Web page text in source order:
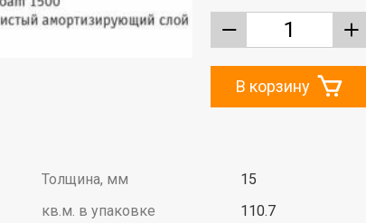
В корзину
Толщина, мм
15
кв.м. в упаковке
110.7